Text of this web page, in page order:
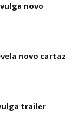
novo
novo cartaz
trailer